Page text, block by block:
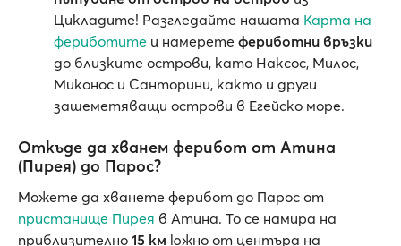
Цикладите! Разгледайте нашата Карта на
фериботите и намерете фериботни връзки
до близките острови, като Наксос, Милос,
Миконос и Санторини, както и други
зашеметяващи острови в Егейско море.
Откъде да хванем ферибот от Атина
(Пирея) до Парос?
Можете да хванете ферибот до Парос от
пристанище Пирея в Атина. То се намира на
приблизително 15 км южно от центъра на